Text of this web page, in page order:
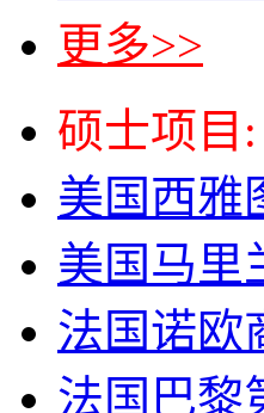
更多>>
硕士项目:
美国西雅
美国马里
法国诺欧
法国巴黎